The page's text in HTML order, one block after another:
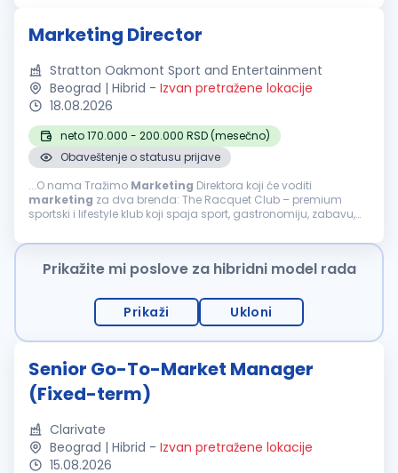
Marketing Director
Stratton Oakmont Sport and Entertainment
Beograd | Hibrid - Izvan pretražene lokacije
18.08.2026
neto 170.000 - 200.000 RSD (mesečno)
Obaveštenje o statusu prijave
...O nama Tražimo Marketing Direktora koji će voditi
marketing za dva brenda: The Racquet Club – premium
sportski i lifestyle klub koji spaja sport, gastronomiju, zabavu,
jedan...
Prikažite mi poslove za hibridni model rada
Prikaži Ukloni
Senior Go-To-Market Manager
(Fixed-term)
Clarivate
Beograd | Hibrid - Izvan pretražene lokacije
15.08.2026